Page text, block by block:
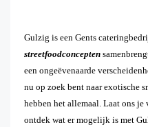
Gulzig is een Gents
streetfoodconcepten
een ongeëvenaarde
nu op zoek bent naar exotische
hebben het allemaal. Laat ons je
ontdek wat er mogelijk is met